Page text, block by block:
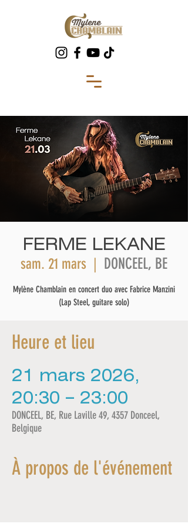
FERME LEKANE
sam. 21 mars
  |
DONCEEL, BE
Mylène Chamblain en concert duo avec Fabrice Manzini
(Lap Steel, guitare solo)
Heure et lieu
21 mars 2026,
20:30 – 23:00
DONCEEL, BE, Rue Laville 49, 4357 Donceel,
Belgique
À propos de l'événement